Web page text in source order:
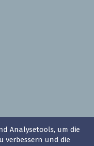
Analysetools, um die
verbessern und die